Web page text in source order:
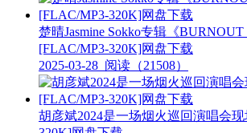
楚晴Jasmine Sokko专辑《BURNOUT
[FLAC/MP3-320K]网盘下载
2025-03-28 阅读（21508）
胡彦斌2024是一场烟火巡回演唱会